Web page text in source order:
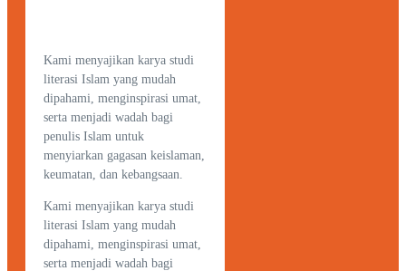
Kami menyajikan karya studi
literasi Islam yang mudah
dipahami, menginspirasi umat,
serta menjadi wadah bagi
penulis Islam untuk
menyiarkan gagasan keislaman,
keumatan, dan kebangsaan.
Kami menyajikan karya studi
literasi Islam yang mudah
dipahami, menginspirasi umat,
serta menjadi wadah bagi